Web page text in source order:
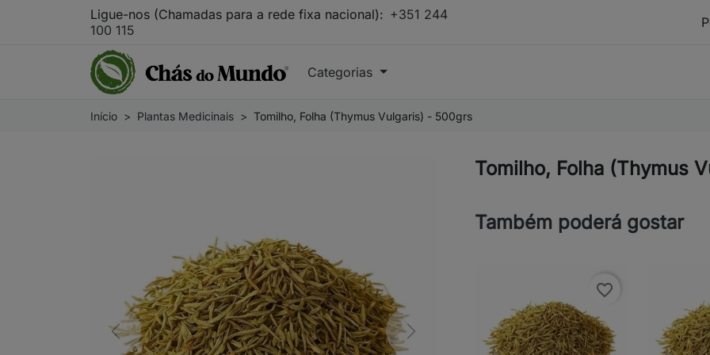
Ligue-nos (Chamadas para a rede fixa nacional): +351 244
100 115
Categorias
Início Plantas Medicinais Tomilho, Folha (Thymus Vulgaris) - 500grs
Previous Next
Tomilho, Folha (Thymus
Também poderá gostar
favorite_border